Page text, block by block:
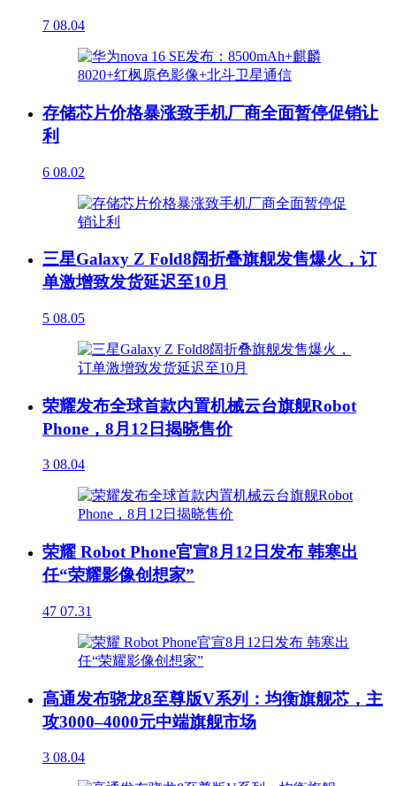
7 08.04
存储芯片价格暴涨致手机厂商全面暂停促销让
利
6 08.02
三星Galaxy Z Fold8阔折叠旗舰发售爆火，订
单激增致发货延迟至10月
5 08.05
荣耀发布全球首款内置机械云台旗舰Robot
Phone，8月12日揭晓售价
3 08.04
荣耀 Robot Phone官宣8月12日发布 韩寒出
任“荣耀影像创想家”
47 07.31
高通发布骁龙8至尊版V系列：均衡旗舰芯，主
攻3000–4000元中端旗舰市场
3 08.04